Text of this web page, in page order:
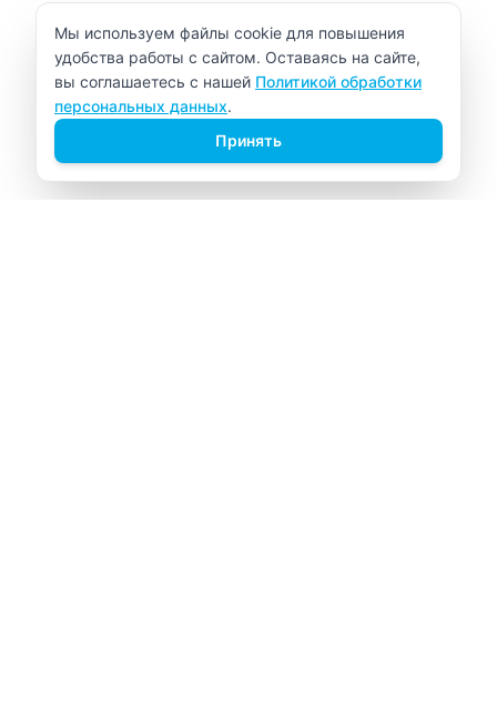
Уведомление об использовании cookie
Мы используем файлы cookie для повышения
удобства работы с сайтом. Оставаясь на сайте,
вы соглашаетесь с нашей Политикой обработки
персональных данных.
Принять